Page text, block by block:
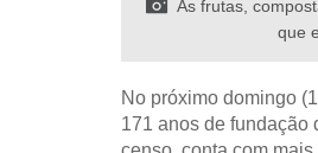
As frutas,
que
No próximo domingo
171 anos de fundação